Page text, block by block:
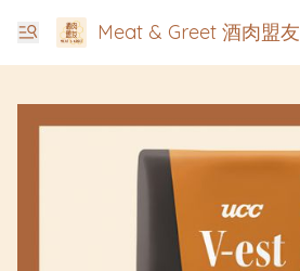
Meat & Greet 酒肉盟友